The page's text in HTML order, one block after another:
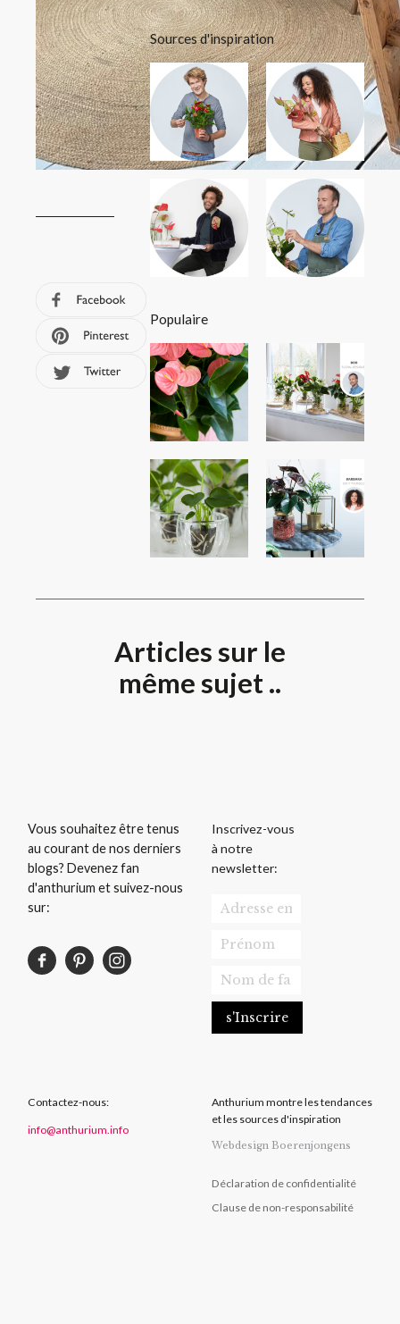
Sources d'inspiration
Populaire
Articles sur le
même sujet ..
Vous souhaitez être tenus
au courant de nos derniers
blogs? Devenez fan
d'anthurium et suivez-nous
sur:
Inscrivez-vous
à notre
newsletter:
Contactez-nous:
info@anthurium.info
Anthurium montre les tendances
et les sources d'inspiration
Webdesign Boerenjongens
Déclaration de confidentialité
Clause de non-responsabilité